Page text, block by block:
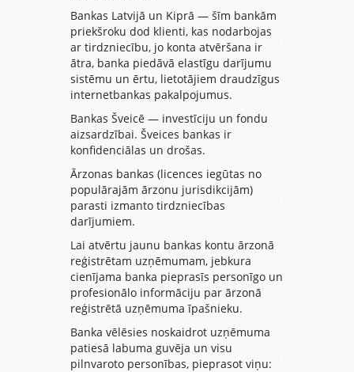
Bankas Latvijā un Kiprā — šīm bankām
priekšroku dod klienti, kas nodarbojas
ar tirdzniecību, jo konta atvēršana ir
ātra, banka piedāvā elastīgu darījumu
sistēmu un ērtu, lietotājiem draudzīgus
internetbankas pakalpojumus.
Bankas Šveicē — investīciju un fondu
aizsardzībai. Šveices bankas ir
konfidenciālas un drošas.
Ārzonas bankas (licences iegūtas no
populārajām ārzonu jurisdikcijām)
parasti izmanto tirdzniecības
darījumiem.
Lai atvērtu jaunu bankas kontu ārzonā
reģistrētam uzņēmumam, jebkura
cienījama banka pieprasīs personīgo un
profesionālo informāciju par ārzonā
reģistrētā uzņēmuma īpašnieku.
Banka vēlēsies noskaidrot uzņēmuma
patiesā labuma guvēja un visu
pilnvaroto personības, pieprasot viņu: